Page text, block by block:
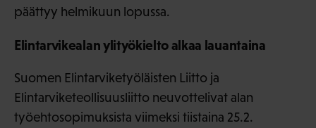
päättyy helmikuun lopussa.
Elintarvikealan ylityökielto alkaa lauantaina
Suomen Elintarviketyöläisten Liitto ja
Elintarviketeollisuusliitto neuvottelivat alan
työehtosopimuksista viimeksi tiistaina 25.2.